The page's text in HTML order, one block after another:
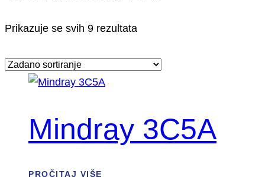
Prikazuje se svih 9 rezultata
Mindray 3C5A
PROČITAJ VIŠE